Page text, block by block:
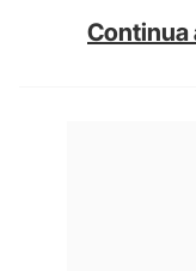
Continua